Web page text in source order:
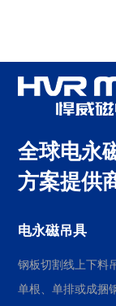
全球电永
方案提供
电永磁吊具
钢板切割线上下料
单根、单排或成捆